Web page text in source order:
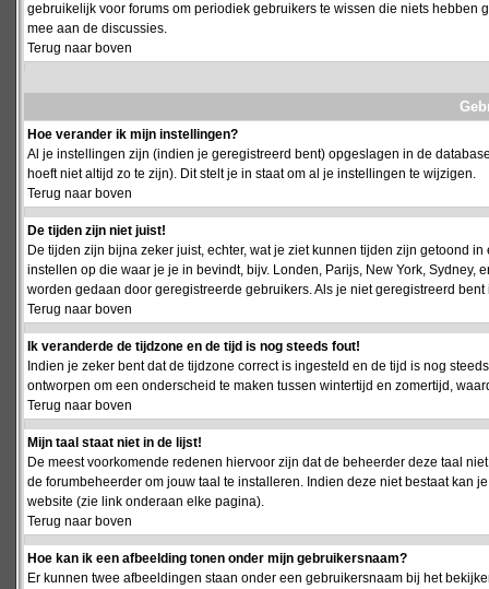
gebruikelijk voor forums om periodiek gebruikers te wissen die niets
mee aan de discussies.
Terug naar boven
Hoe verander ik mijn instellingen?
Al je instellingen zijn (indien je geregistreerd bent) opgeslagen in de
hoeft niet altijd zo te zijn). Dit stelt je in staat om al je instellingen te wijzigen.
Terug naar boven
De tijden zijn niet juist!
De tijden zijn bijna zeker juist, echter, wat je ziet kunnen tijden zijn getoond
instellen op die waar je je in bevindt, bijv. Londen, Parijs, New York,
worden gedaan door geregistreerde gebruikers. Als je niet geregistreerd
Terug naar boven
Ik veranderde de tijdzone en de tijd is nog steeds fout!
Indien je zeker bent dat de tijdzone correct is ingesteld en de tijd is nog
ontworpen om een onderscheid te maken tussen wintertijd en zomertijd,
Terug naar boven
Mijn taal staat niet in de lijst!
De meest voorkomende redenen hiervoor zijn dat de beheerder deze taal
de forumbeheerder om jouw taal te installeren. Indien deze niet bestaat kan
website (zie link onderaan elke pagina).
Terug naar boven
Hoe kan ik een afbeelding tonen onder mijn gebruikersnaam?
Er kunnen twee afbeeldingen staan onder een gebruikersnaam bij het